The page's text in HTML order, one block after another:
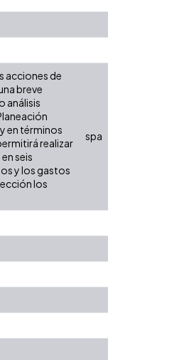
acciones de
breve
análisis
en términos
realizar
seis
y los gastos
los
spa